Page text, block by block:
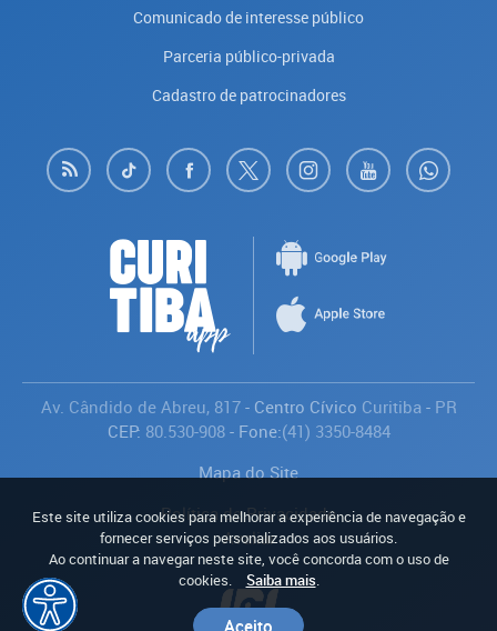
Comunicado de interesse público
Parceria público-privada
Cadastro de patrocinadores
Av. Cândido de Abreu, 817- Centro Cívico Curitiba- PR
CEP: 80.530-908- Fone:(41) 3350-8484
Mapa do Site
Política de Privacidade
Avaliar
Este site utiliza cookies para melhorar a experiência de navegação e
fornecer serviços personalizados aos usuários.
Ao continuar a navegar neste site, você concorda com o uso de
cookies.
Saiba mais.
Aceito